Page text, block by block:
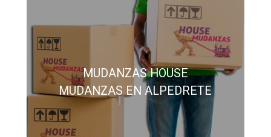
MUDANZAS HOUSE
MUDANZAS EN ALPEDRETE